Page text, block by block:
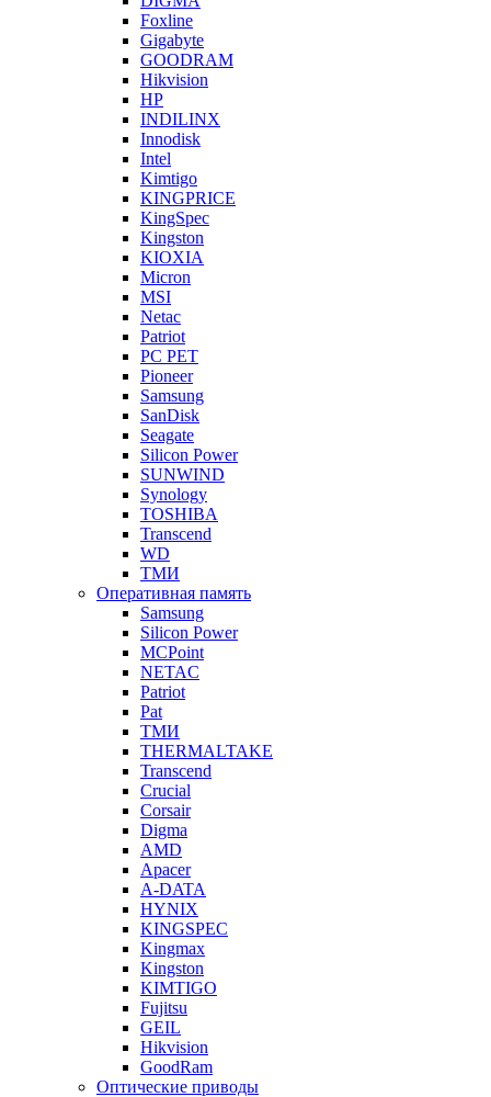
Foxline
Gigabyte
GOODRAM
Hikvision
HP
INDILINX
Innodisk
Intel
Kimtigo
KINGPRICE
KingSpec
Kingston
KIOXIA
Micron
MSI
Netac
Patriot
PC PET
Pioneer
Samsung
SanDisk
Seagate
Silicon Power
SUNWIND
Synology
TOSHIBA
Transcend
WD
ТМИ
Оперативная память
Samsung
Silicon Power
MCPoint
NETAC
Patriot
Pat
ТМИ
THERMALTAKE
Transcend
Crucial
Corsair
Digma
AMD
Apacer
A-DATA
HYNIX
KINGSPEC
Kingmax
Kingston
KIMTIGO
Fujitsu
GEIL
Hikvision
GoodRam
Оптические приводы